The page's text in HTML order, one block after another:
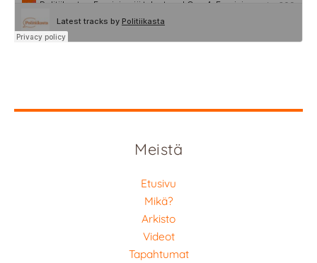
Meistä
Etusivu
Mikä?
Arkisto
Videot
Tapahtumat